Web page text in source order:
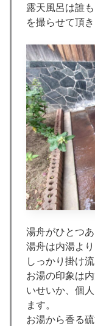
露天風呂は誰
を撮らせて頂き
湯舟がひとつ
湯舟は内湯よ
しっかり掛け流
お湯の印象は
いせいか、個
ます。
お湯から香る